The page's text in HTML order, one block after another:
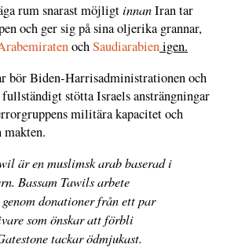
rum snarast möjligtinnanIran tar
och ger sig på sina oljerika grannar,
ochSaudiarabienigen.
bör Biden-Harrisadministrationen och
stötta Israels ansträngningar
militära kapacitet och
makten.
är en muslimsk arab baserad i
Bassam Tawils arbete
donationer från ett par
som önskar att förbli
tackar ödmjukast.